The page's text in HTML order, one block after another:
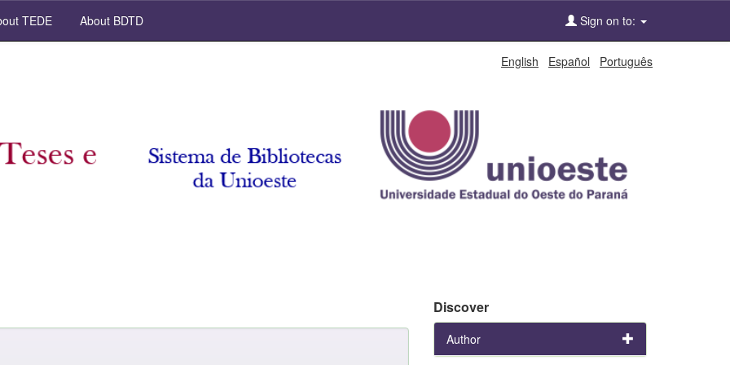
TEDE About BDTD Sign on to:
English Español Português
Discover
Author